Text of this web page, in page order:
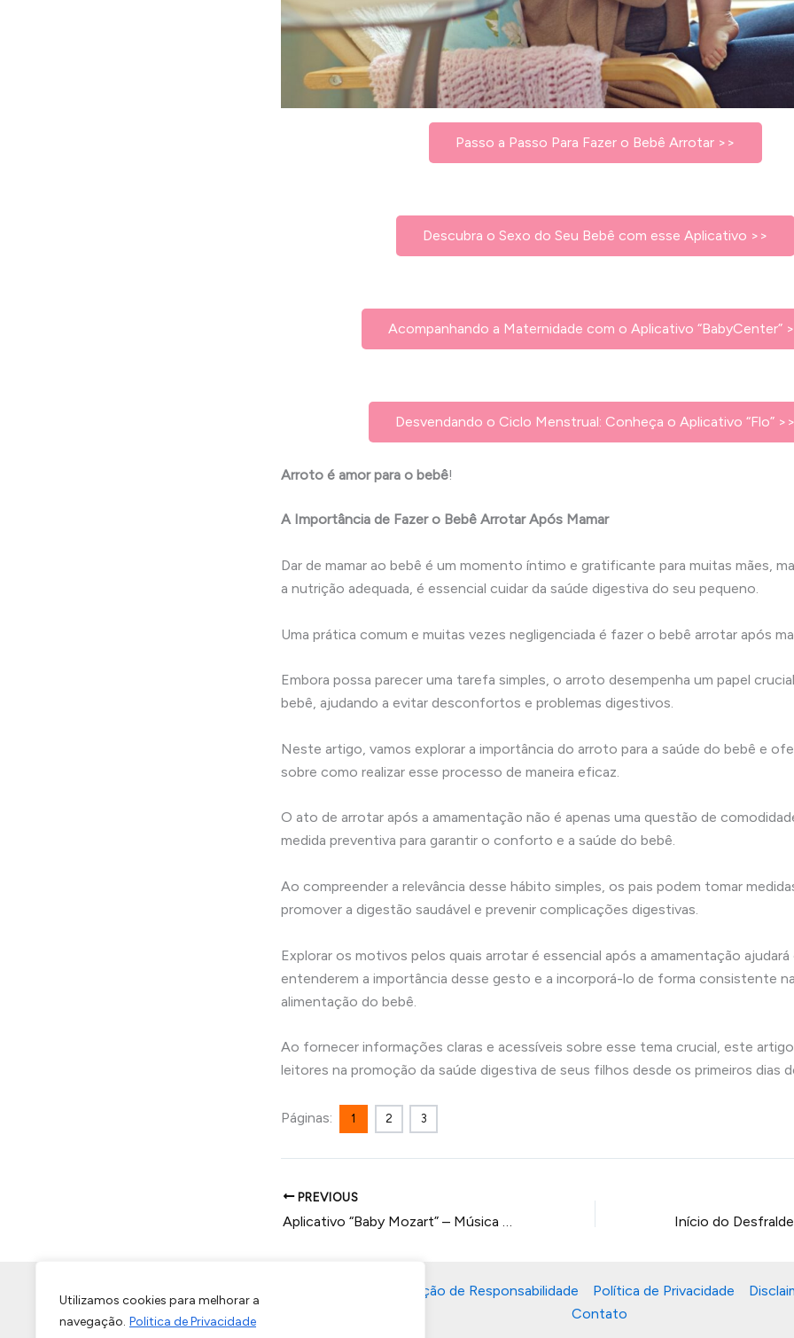
Utilizamos cookies para melhorar a
navegação. Politica de Privacidade
Passo a Passo Para Fazer o Bebê Arrotar >>
Descubra o Sexo do Seu Bebê com esse Aplicativo >>
Acompanhando a Maternidade com o Aplicativo “BabyCenter”
Desvendando o Ciclo Menstrual: Conheça o Aplicativo “Flo”
Arroto é amor para o bebê!
A Importância de Fazer o Bebê Arrotar Após Mamar
Dar de mamar ao bebê é um momento íntimo e gratificante para muitas mães,
a nutrição adequada, é essencial cuidar da saúde digestiva do seu pequeno.
Uma prática comum e muitas vezes negligenciada é fazer o bebê arrotar após
Embora possa parecer uma tarefa simples, o arroto desempenha um papel
bebê, ajudando a evitar desconfortos e problemas digestivos.
Neste artigo, vamos explorar a importância do arroto para a saúde do bebê e
sobre como realizar esse processo de maneira eficaz.
O ato de arrotar após a amamentação não é apenas uma questão de
medida preventiva para garantir o conforto e a saúde do bebê.
Ao compreender a relevância desse hábito simples, os pais podem tomar
promover a digestão saudável e prevenir complicações digestivas.
Explorar os motivos pelos quais arrotar é essencial após a amamentação ajudará
entenderem a importância desse gesto e a incorporá-lo de forma consistente
alimentação do bebê.
Ao fornecer informações claras e acessíveis sobre esse tema crucial, este
leitores na promoção da saúde digestiva de seus filhos desde os primeiros dias
Páginas: 1 2 3
PREVIOUS
Aplicativo “Baby Mozart” – Música para Bebês
Isenção de Responsabilidade Política de Privacidade
Contato